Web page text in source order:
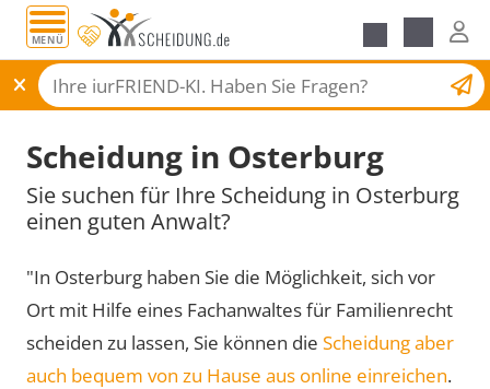
MENÜ
Scheidungsantrag
Scheidung in Osterburg
Sie suchen für Ihre Scheidung in Osterburg
einen guten Anwalt?
"In Osterburg haben Sie die Möglichkeit, sich vor
Ort mit Hilfe eines Fachanwaltes für Familienrecht
scheiden zu lassen, Sie können die Scheidung aber
auch bequem von zu Hause aus online einreichen.